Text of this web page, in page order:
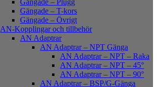
Gängade – Plugg
Gängade – T-kors
Gängade – Övrigt
AN-Kopplingar och tillbehör
AN Adaptrar
AN Adaptrar – NPT Gänga
AN Adaptrar – NPT – Raka
AN Adaptrar – NPT – 45°
AN Adaptrar – NPT – 90°
AN Adaptrar – BSP/G-Gänga